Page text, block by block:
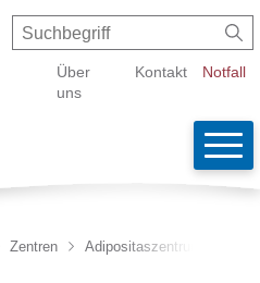
Muri
Suche
Suchbegriff
Über
uns
Kontakt Notfall
Zentren Adipositaszentrum